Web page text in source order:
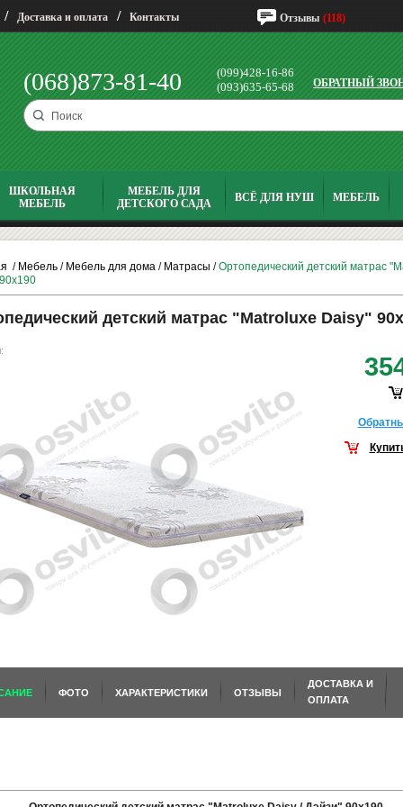
/ Доставка и оплата / Контакты Отзывы (118)
(068)873-81-40
(099)428-16-86
(093)635-65-68
ОБРАТНЫЙ
ШКОЛЬНАЯ
МЕБЕЛЬ
МЕБЕЛЬ ДЛЯ
ДЕТСКОГО САДА
ВСЁ ДЛЯ НУШ МЕБЕЛЬ
/ Мебель / Мебель для дома / Матрасы /Ортопедический детский матрас
детский матрас "Matroluxe Daisy"
ФОТО ХАРАКТЕРИСТИКИ ОТЗЫВЫ
ДОСТАВКА И
ОПЛАТА